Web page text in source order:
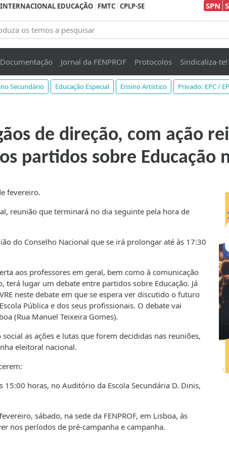
INTERNACIONAL EDUCAÇÃO FMTC CPLP-SE SPN
Jornal da FENPROF Protocolos Sindicaliza-te!
Secundário Educação Especial Ensino Artístico
Privado: EPC /
de direção, com ação
partidos sobre Educação
fevereiro.
reunião que terminará no dia seguinte pela hora de
do Conselho Nacional que se irá prolongar até às 17:30
aos professores em geral, bem como à comunicação
lugar um debate entre partidos sobre Educação. Já
neste debate em que se espera ver discutido o futuro
Pública e dos seus profissionais. O debate vai
(Rua Manuel Teixeira Gomes).
as ações e lutas que forem decididas nas reuniões,
eleitoral nacional.
15:00 horas, no Auditório da Escola Secundária D. Dinis,
sábado, na sede da FENPROF, em Lisboa, às
nos períodos de pré-campanha e campanha.